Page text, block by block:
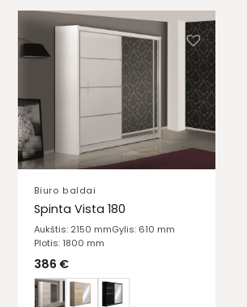
Biuro baldai
Spinta Vista 180
Aukštis: 2150 mmGylis: 610 mm
Plotis: 1800 mm
386 €